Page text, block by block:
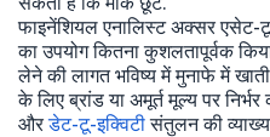
फाइनेंशियल एनालिस्ट अक्सर एसेट-
का उपयोग कितना कुशलतापूर्वक
लेने की लागत भविष्य में मुनाफे में
के लिए ब्रांड या अमूर्त मूल्य पर
औरडेट-टू-इक्विटीसंतुलन की